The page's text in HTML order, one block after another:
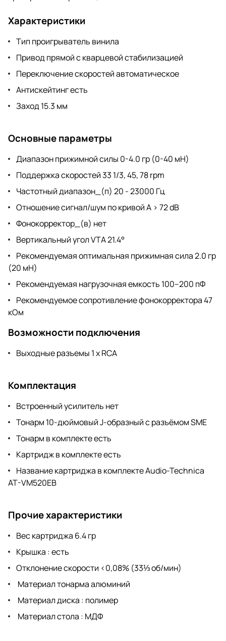
Характеристики
Тип проигрыватель винила
Привод прямой с кварцевой стабилизацией
Переключение скоростей автоматическое
Антискейтинг есть
Заход 15.3 мм
Основные параметры
Диапазон прижимной силы 0-4.0 гр (0-40 мН)
Поддержка скоростей 33 1/3, 45, 78 rpm
Частотный диапазон_(п) 20 - 23000 Гц
Отношение сигнал/шум по кривой A > 72 dB
Фонокорректор_(в) нет
Вертикальный угол VTA 21.4°
Рекомендуемая оптимальная прижимная сила 2.0 гр
(20 мН)
Рекомендуемая нагрузочная емкость 100–200 пФ
Рекомендуемое сопротивление фонокорректора 47
кОм
Возможности подключения
Выходные разъемы 1 x RCA
Комплектация
Встроенный усилитель нет
Тонарм 10-дюймовый J-образный с разъёмом SME
Тонарм в комплекте есть
Картридж в комплекте есть
Название картриджа в комплекте Audio-Technica
AT-VM520EB
Прочие характеристики
Вес картриджа 6.4 гр
Крышка : есть
Отклонение скорости <0,08% (33⅓ об/мин)
Материал тонарма алюминий
Материал диска : полимер
Материал стола : МДФ